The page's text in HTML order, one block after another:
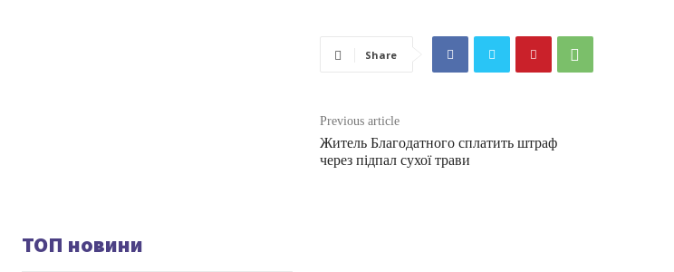
Share
Previous article
Житель Благодатного сплатить штраф
через підпал сухої трави
ТОП новини